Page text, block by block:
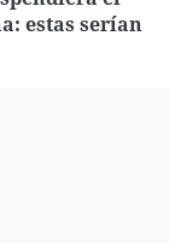
estas serían